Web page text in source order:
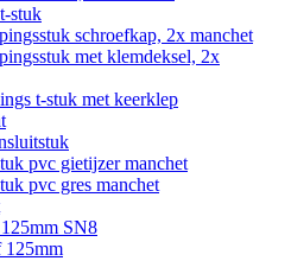
stuk
schroefkap, 2x manchet
met klemdeksel, 2x
t-stuk met keerklep
pvc gietijzer manchet
pvc gres manchet
SN8
125mm